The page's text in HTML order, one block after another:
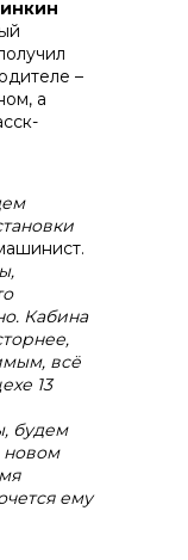
–
а
Кабина
всё
13
будем
новом
ему